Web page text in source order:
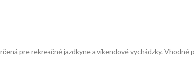
pre rekreačné jazdkyne a víkendové vychádzky.